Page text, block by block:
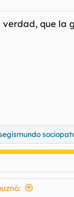
verdad, que la